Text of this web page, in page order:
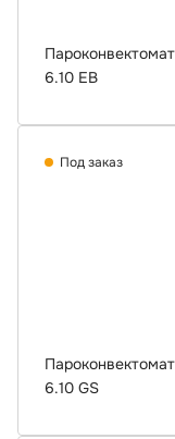
6.10 EB
Под заказ
6.10 GS